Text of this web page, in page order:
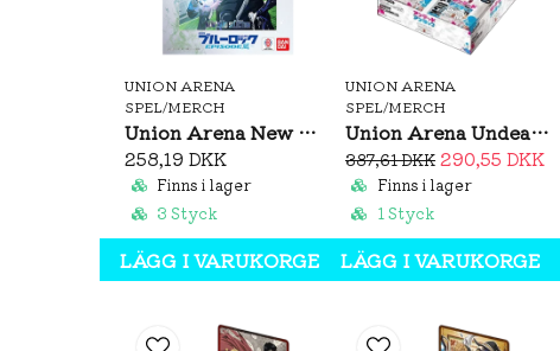
UNION ARENA
SPEL/MERCH
Union Arena New Card Selection Blue Lock -Episode Nagi- Promo Cards
258,19 DKK
Finns i lager
3 Styck
LÄGG I VARUKORGEN
UNION ARENA
SPEL/MERCH
Union Arena Undead Unluck Booster Box (JP)
387,61 DKK 290,55 DKK
Finns i lager
1 Styck
LÄGG I VARUKORGEN